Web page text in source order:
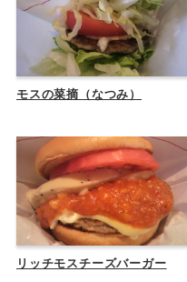
モスの菜摘（なつみ）
リッチモスチーズバーガー